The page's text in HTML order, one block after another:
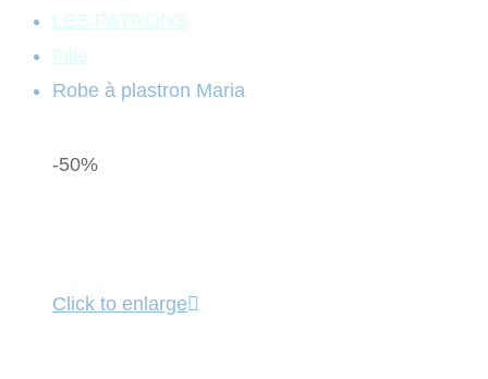
LES PATRONS
Fille
Robe à plastron Maria
-50%
Click to enlarge